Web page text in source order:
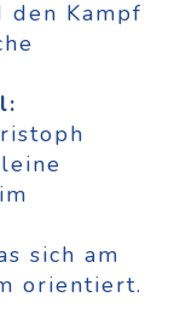
den Kampf
sich am
orientiert.